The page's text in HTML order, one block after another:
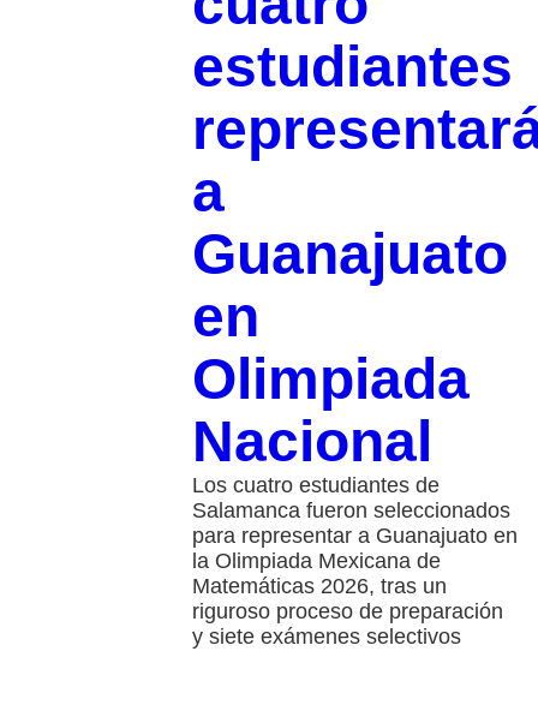
estudiantes
a
Guanajuato
en
Olimpiada
Nacional
Los cuatro estudiantes de
Salamanca fueron seleccionados
para representar a Guanajuato en
la Olimpiada Mexicana de
Matemáticas 2026, tras un
riguroso proceso de preparación
y siete exámenes selectivos